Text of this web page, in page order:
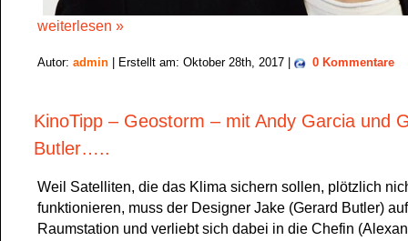
weiterlesen »
Autor: admin | Erstellt am: Oktober 28th, 2017 | 0 Kommentare
KinoTipp – Geostorm – mit Andy Garcia und
Butler…..
Weil Satelliten, die das Klima sichern sollen, plötzlich
funktionieren, muss der Designer Jake (Gerard Butler)
Raumstation und verliebt sich dabei in die Chefin